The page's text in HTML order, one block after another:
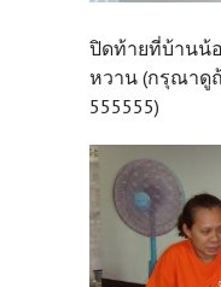
ปิดท้ายที่บ้านน้อ
หวาน (กรุณาดู
555555)